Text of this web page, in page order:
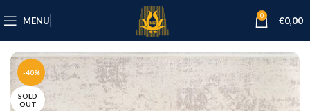
MENU 0 €0,00
-40%
SOLD
OUT